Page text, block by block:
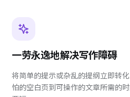
一劳永逸地解决写作障碍
将简单的提示或杂乱的提纲立即转
怕的空白页到可操作的文章所需的